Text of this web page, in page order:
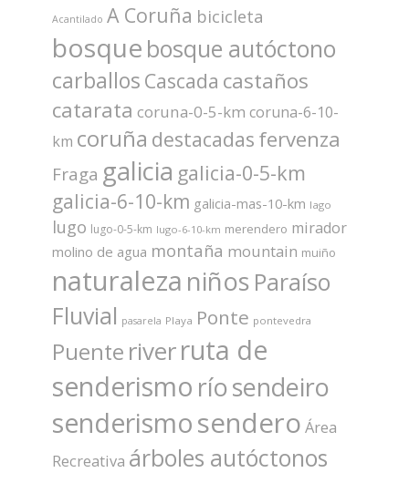
Acantilado A Coruña bicicleta
bosque bosque autóctono
carballos Cascada castaños
catarata coruna-0-5-km coruna-6-10-
km coruña destacadas fervenza
Fraga galicia galicia-0-5-km
galicia-6-10-km galicia-mas-10-km lago
lugo lugo-0-5-km lugo-6-10-km merendero mirador
molino de agua montaña mountain muiño
naturaleza niños Paraíso
Fluvial pasarela Playa Ponte pontevedra
Puente riverruta de
senderismo ríosendeiro
senderismosendero Área
Recreativa árboles autóctonos